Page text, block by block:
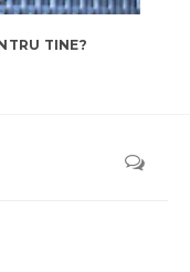
TINE?